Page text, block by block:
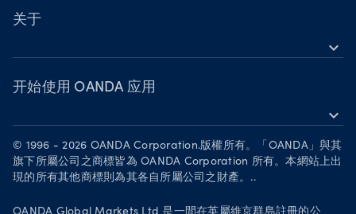
網路研討會與活動
关于
expand_more
OANDA 集團
獎項
招聘
法務文件
开始使用 OANDA 应用
expand_more
在 App Store 下载
在 Google Play 获取
在 TradingView 上交易
© 1996 - 2026 OANDA Corporation.版權所有。「OANDA」與其
旗下所屬公司之商標皆為 OANDA Corporation 所有。本網站上出
現的所有其他商標則為其各自所屬公司之財產。..